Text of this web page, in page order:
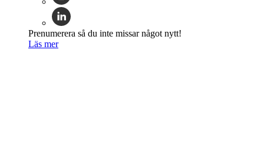
Prenumerera så du inte missar något nytt!
Läs mer